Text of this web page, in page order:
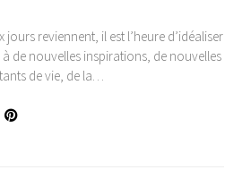
reviennent, il est l’heure d’idéaliser
de nouvelles inspirations, de nouvelles
de vie, de la…